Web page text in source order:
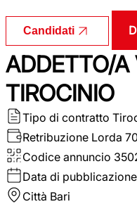
Candidati
ADDETTO/A
TIROCINIO
Tipo di contratto
Retribuzione Lorda
Codice annuncio
Data di pubblicazione
Città Bari